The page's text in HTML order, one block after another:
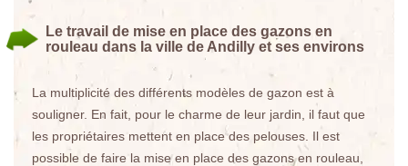
Le travail de mise en place des gazons en
rouleau dans la ville de Andilly et ses environs
La multiplicité des différents modèles de gazon est à
souligner. En fait, pour le charme de leur jardin, il faut que
les propriétaires mettent en place des pelouses. Il est
possible de faire la mise en place des gazons en rouleau,